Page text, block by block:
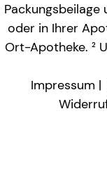
Packungsbeilage
oder in Ihrer
Ort-Apotheke. ²
Impressum